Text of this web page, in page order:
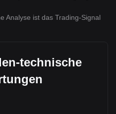
Analyse ist das Trading-Signal
technische